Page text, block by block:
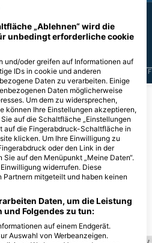
J F M A M J J A S O N F
Tauchplatz
„Ablehnen“ wird die
unbedingt erforderliche cookie
und/oder greifen auf Informationen auf
IDs in cookie und anderen
Daten zu verarbeiten. Einige
Daten möglicherweise
Um dem zu widersprechen,
können Ihre Einstellungen akzeptieren,
auf die Schaltfläche „Einstellungen
auf die Fingerabdruck-Schaltfläche in
klicken. Um Ihre Einwilligung zu
oder den Link in der
auf den Menüpunkt „Meine Daten“.
widerrufen. Diese
Partnern mitgeteilt und haben keinen
Daten, um die Leistung
und Folgendes zu tun:
auf einem Endgerät.
Auswahl von Werbeanzeigen.